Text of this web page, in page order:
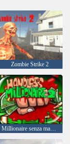
Zombie Strike 2
Millionaire senza mano 2